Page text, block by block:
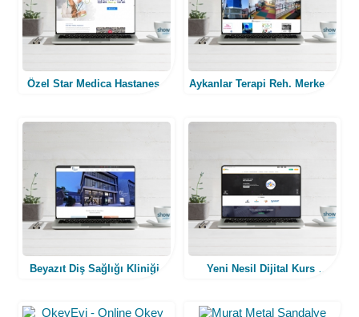
Özel Star Medica Hastanesi
Aykanlar Terapi Reh. Merkezi
Beyazıt Diş Sağlığı Kliniği
Yeni Nesil Dijital Kurs